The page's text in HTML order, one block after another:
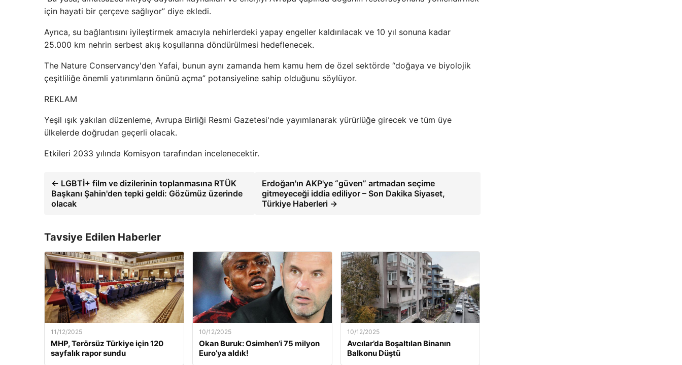
için hayati bir çerçeve sağlıyor” diye ekledi.
Ayrıca, su bağlantısını iyileştirmek amacıyla nehirlerdeki yapay engeller kaldırılacak ve 10 yıl sonuna kadar
25.000 km nehrin serbest akış koşullarına döndürülmesi hedeflenecek.
The Nature Conservancy'den Yafai, bunun aynı zamanda hem kamu hem de özel sektörde “doğaya ve biyolojik
çeşitliliğe önemli yatırımların önünü açma” potansiyeline sahip olduğunu söylüyor.
REKLAM
Yeşil ışık yakılan düzenleme, Avrupa Birliği Resmi Gazetesi'nde yayımlanarak yürürlüğe girecek ve tüm üye
ülkelerde doğrudan geçerli olacak.
Etkileri 2033 yılında Komisyon tarafından incelenecektir.
← LGBTİ+ film ve dizilerinin toplanmasına RTÜK
Başkanı Şahin'den tepki geldi: Gözümüz üzerinde
olacak
Erdoğan'ın AKP'ye “güven” artmadan seçime
gitmeyeceği iddia ediliyor – Son Dakika Siyaset,
Türkiye Haberleri →
Tavsiye Edilen Haberler
11/12/2025
MHP, Terörsüz Türkiye için 120
sayfalık rapor sundu
10/12/2025
Okan Buruk: Osimhen’i 75 milyon
Euro’ya aldık!
10/12/2025
Avcılar’da Boşaltılan Binanın
Balkonu Düştü